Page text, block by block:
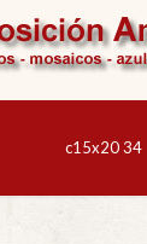
c15x20 34